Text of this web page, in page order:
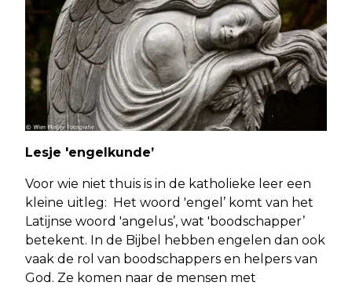
Lesje 'engelkunde’
Voor wie niet thuis is in de katholieke leer een
kleine uitleg: Het woord 'engel’ komt van het
Latijnse woord 'angelus’, wat 'boodschapper’
betekent. In de Bijbel hebben engelen dan ook
vaak de rol van boodschappers en helpers van
God. Ze komen naar de mensen met